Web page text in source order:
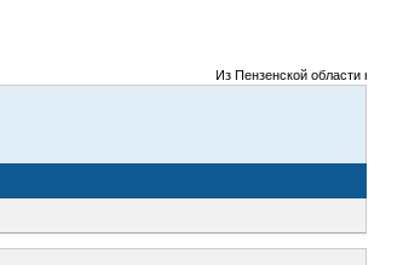
Из Пензенской области на